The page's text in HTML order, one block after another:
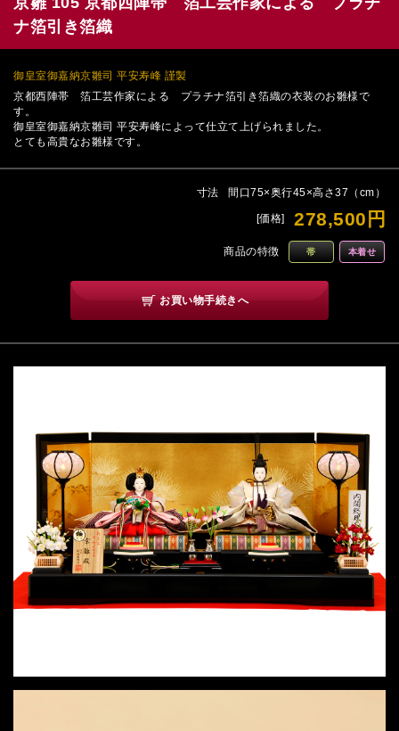
ナ箔引き箔織
御皇室御嘉納京雛司 平安寿峰 謹製
京都西陣帯 箔工芸作家による プラチナ箔引き箔織の衣装のお雛様で
す。
御皇室御嘉納京雛司 平安寿峰によって仕立て上げられました。
とても高貴なお雛様です。
寸法 間口75×奥行45×高さ37（cm）
[価格] 278,500円
商品の特徴 帯 本着せ
お買い物手続きへ